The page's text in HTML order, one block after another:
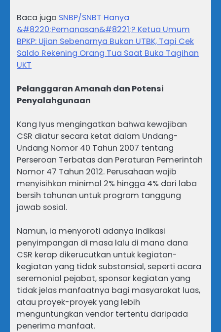
Baca juga SNBP/SNBT Hanya
&#8220;Pemanasan&#8221;? Ketua Umum
BPKP: Ujian Sebenarnya Bukan UTBK, Tapi Cek
Saldo Rekening Orang Tua Saat Buka Tagihan
UKT
Pelanggaran Amanah dan Potensi
Penyalahgunaan
Kang Iyus mengingatkan bahwa kewajiban
CSR diatur secara ketat dalam Undang-
Undang Nomor 40 Tahun 2007 tentang
Perseroan Terbatas dan Peraturan Pemerintah
Nomor 47 Tahun 2012. Perusahaan wajib
menyisihkan minimal 2% hingga 4% dari laba
bersih tahunan untuk program tanggung
jawab sosial.
Namun, ia menyoroti adanya indikasi
penyimpangan di masa lalu di mana dana
CSR kerap dikerucutkan untuk kegiatan-
kegiatan yang tidak substansial, seperti acara
seremonial pejabat, sponsor kegiatan yang
tidak jelas manfaatnya bagi masyarakat luas,
atau proyek-proyek yang lebih
menguntungkan vendor tertentu daripada
penerima manfaat.